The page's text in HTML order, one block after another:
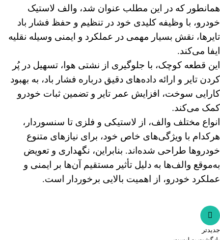
همانطور که در این مطلب عنوان شد، والف لاستیک
خودرو، با وظیفه کلیدی خود در تنظیم و حفظ فشار باد
تایرها، نقش بسیار مهمی در عملکرد و ایمنی وسیله نقلیه
ایفا می‌کند.
این قطعه کوچک، با جلوگیری از نشتی هوا، تسهیل در پُر
کردن تایر و ارائه داده‌های دقیق درباره فشار باد، به بهبود
کارایی سوخت، افزایش عمر تایر و تضمین ثبات خودرو
کمک می‌کند.
انواع مختلف والف، از لاستیکی و فلزی تا سنسوردار،
هرکدام با ویژگی‌های خاص خود، برای نیازهای متنوع
خودروها طراحی شده‌اند. بنابراین، نگهداری و تعویض
به‌موقع والف‌ها به دلیل تأثیر مستقیم آن‌ها بر ایمنی و
عملکرد خودرو، از اهمیت بالایی برخوردار است.
جدیدتر